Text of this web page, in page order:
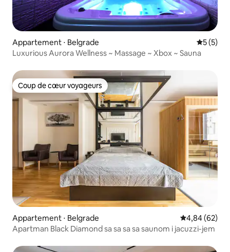
Appartement ⋅ Belgrade
5 (5)
Luxurious Aurora Wellness ~ Massage ~ Xbox ~ Sauna
Coup de cœur voyageurs
Coup de cœur voyageurs
Appartement ⋅ Belgrade Évaluation
4,84 (62)
Apartman Black Diamond sa sa sa sa saunom i jacuzzi-jem